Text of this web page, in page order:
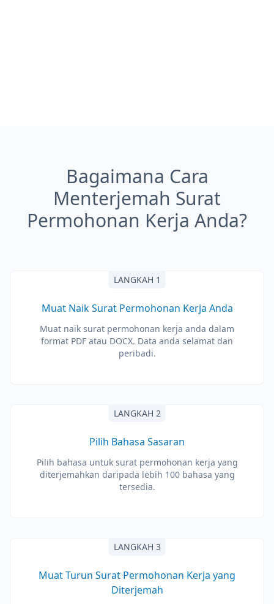
Bagaimana Cara
Menterjemah Surat
Permohonan Kerja Anda?
LANGKAH 1
Muat Naik Surat Permohonan Kerja Anda
Muat naik surat permohonan kerja anda dalam
format PDF atau DOCX. Data anda selamat dan
peribadi.
LANGKAH 2
Pilih Bahasa Sasaran
Pilih bahasa untuk surat permohonan kerja yang
diterjemahkan daripada lebih 100 bahasa yang
tersedia.
LANGKAH 3
Muat Turun Surat Permohonan Kerja yang
Diterjemah